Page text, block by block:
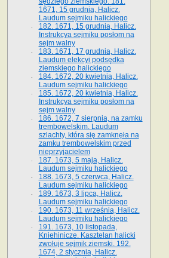
1671, 15 grudnia, Halicz.
Laudum sejmiku halickiego
182. 1671, 15 grudnia, Halicz.
Instrukcya sejmiku posłom na
sejm walny
183. 1671, 17 grudnia, Halicz.
Laudum elekcyi podsędka
ziemskiego halickiego
184. 1672, 20 kwietnia, Halicz.
Laudum sejmiku halickiego
185. 1672, 20 kwietnia, Halicz.
Instrukcya sejmiku posłom na
sejm walny
186. 1672, 7 sierpnia, na zamku
trembowelskim. Laudum
szlachty, która się zamknęła na
zamku trembowelskim przed
nieprzyjacielem
187. 1673, 5 maja, Halicz.
Laudum sejmiku halickiego
188. 1673, 5 czerwca, Halicz.
Laudum sejmiku halickiego
189. 1673, 3 lipca, Halicz.
Laudum sejmiku halickiego
190. 1673, 11 września, Halicz.
Laudum sejmiku halickiego
191. 1673, 10 listopada,
Kniehinicze. Kasztelan halicki
zwołuje sejmik ziemski. 192.
1674, 2 stycznia, Halicz.